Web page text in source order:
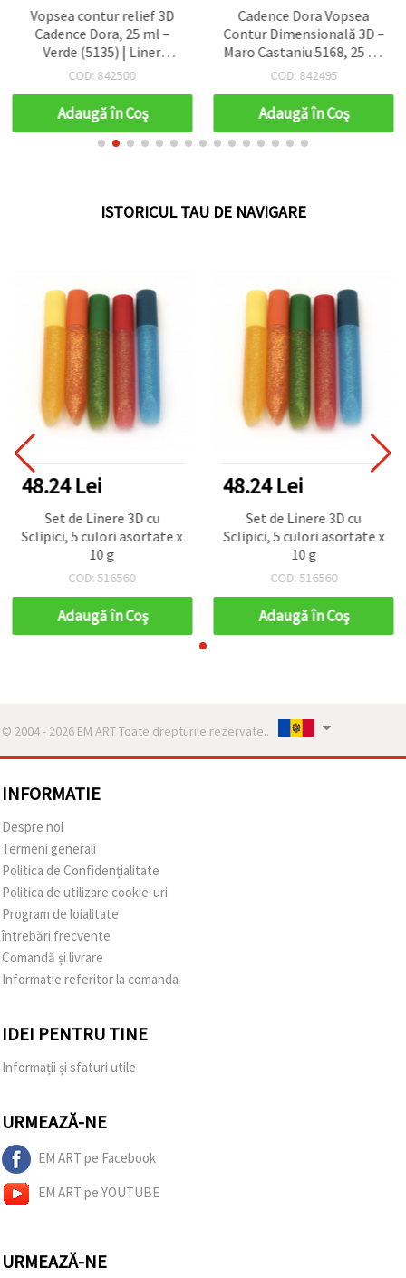
Vopsea contur relief 3D
Cadence Dora, 25 ml –
Verde (5135) | Liner
dimensional pentru
sticlă, lemn și hârtie
COD: 842500
Adaugă în Coş
Cadence Dora Vopsea
Contur Dimensională 3D –
Maro Castaniu 5168, 25 ml
| Uscare rapidă, liner craft
efecte texturate
COD: 842495
Adaugă în Coş
ISTORICUL TAU DE NAVIGARE
48.24 Lei
Set de Linere 3D cu
Sclipici, 5 culori asortate x
10 g
COD: 516560
Adaugă în Coş
48.24 Lei
Set de Linere 3D cu
Sclipici, 5 culori asortate x
10 g
COD: 516560
Adaugă în Coş
© 2004 - 2026 EM ART Toate drepturile rezervate..
INFORMATIE
Despre noi
Termeni generali
Politica de Confidențialitate
Politica de utilizare cookie-uri
Program de loialitate
întrebări frecvente
Comandă și livrare
Informatie referitor la comanda
IDEI PENTRU TINE
Informații și sfaturi utile
URMEAZĂ-NE
EM ART pe Facebook
EM ART pe YOUTUBE
URMEAZĂ-NE